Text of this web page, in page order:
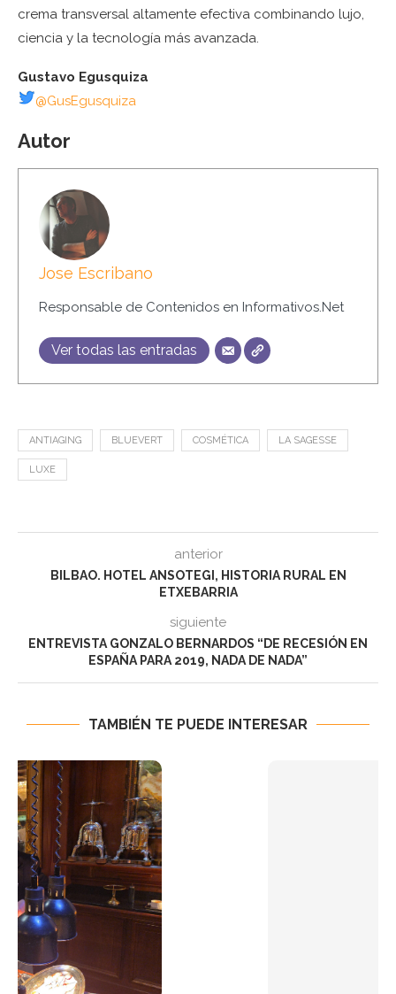
crema transversal altamente efectiva combinando lujo,
ciencia y la tecnología más avanzada.
Gustavo Egusquiza
@GusEgusquiza
Autor
Jose Escribano
Responsable de Contenidos en Informativos.Net
Ver todas las entradas
ANTIAGING BLUEVERT COSMÉTICA LA SAGESSE
LUXE
anterior
BILBAO. HOTEL ANSOTEGI, HISTORIA RURAL EN
ETXEBARRIA
siguiente
ENTREVISTA GONZALO BERNARDOS “DE RECESIÓN EN
ESPAÑA PARA 2019, NADA DE NADA”
TAMBIÉN TE PUEDE INTERESAR